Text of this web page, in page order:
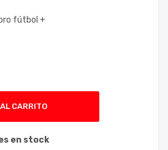
fútbol +
CARRITO
en stock